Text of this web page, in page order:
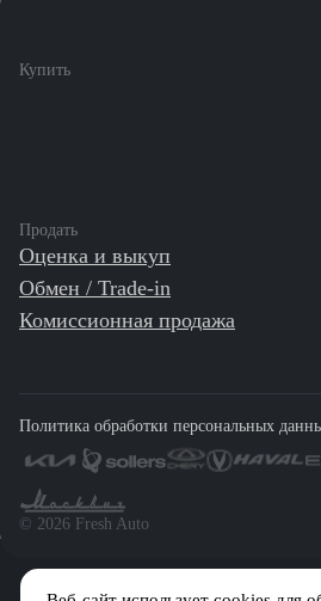
Купить
Продать
Оценка и выкуп
Обмен / Trade-in
Комиссионная продажа
©️ 2026 Fresh Auto
Политика обработки персональных